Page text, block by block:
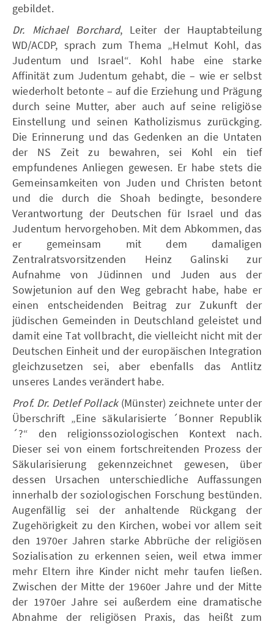
gebildet.
Dr. Michael Borchard, Leiter der Hauptabteilung
WD/ACDP, sprach zum Thema „Helmut Kohl, das
Judentum und Israel“. Kohl habe eine starke
Affinität zum Judentum gehabt, die – wie er selbst
wiederholt betonte – auf die Erziehung und Prägung
durch seine Mutter, aber auch auf seine religiöse
Einstellung und seinen Katholizismus zurückging.
Die Erinnerung und das Gedenken an die Untaten
der NS Zeit zu bewahren, sei Kohl ein tief
empfundenes Anliegen gewesen. Er habe stets die
Gemeinsamkeiten von Juden und Christen betont
und die durch die Shoah bedingte, besondere
Verantwortung der Deutschen für Israel und das
Judentum hervorgehoben. Mit dem Abkommen, das
er gemeinsam mit dem damaligen
Zentralratsvorsitzenden Heinz Galinski zur
Aufnahme von Jüdinnen und Juden aus der
Sowjetunion auf den Weg gebracht habe, habe er
einen entscheidenden Beitrag zur Zukunft der
jüdischen Gemeinden in Deutschland geleistet und
damit eine Tat vollbracht, die vielleicht nicht mit der
Deutschen Einheit und der europäischen Integration
gleichzusetzen sei, aber ebenfalls das Antlitz
unseres Landes verändert habe.
Prof. Dr. Detlef Pollack(Münster) zeichnete unter der
Überschrift „Eine säkularisierte ´Bonner Republik
´?“ den religionssoziologischen Kontext nach.
Dieser sei von einem fortschreitenden Prozess der
Säkularisierung gekennzeichnet gewesen, über
dessen Ursachen unterschiedliche Auffassungen
innerhalb der soziologischen Forschung bestünden.
Augenfällig sei der anhaltende Rückgang der
Zugehörigkeit zu den Kirchen, wobei vor allem seit
den 1970er Jahren starke Abbrüche der religiösen
Sozialisation zu erkennen seien, weil etwa immer
mehr Eltern ihre Kinder nicht mehr taufen ließen.
Zwischen der Mitte der 1960er Jahre und der Mitte
der 1970er Jahre sei außerdem eine dramatische
Abnahme der religiösen Praxis, das heißt zum